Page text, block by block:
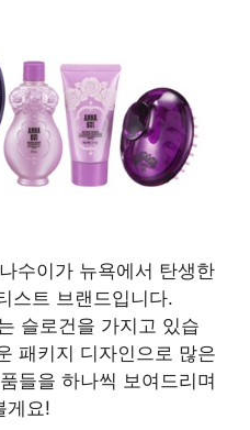
수이가 뉴욕에서 탄생한
스트 브랜드입니다.
슬로건을 가지고 있습
패키지 디자인으로 많은
들을 하나씩 보여드리며
게요!